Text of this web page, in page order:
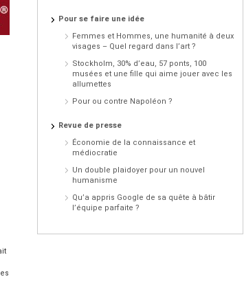
Pour se faire une idée
Femmes et Hommes, une humanité à deux
visages – Quel regard dans l’art ?
Stockholm, 30% d’eau, 57 ponts, 100
musées et une fille qui aime jouer avec les
allumettes
Pour ou contre Napoléon ?
Revue de presse
Économie de la connaissance et
médiocratie
Un double plaidoyer pour un nouvel
humanisme
Qu’a appris Google de sa quête à bâtir
l’équipe parfaite ?